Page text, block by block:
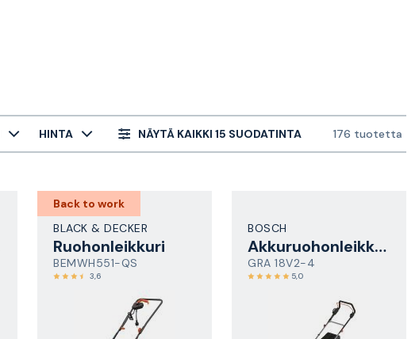
HINTA NÄYTÄ KAIKKI 15 SUODATINTA 176 tuotetta
Back to work
BLACK & DECKER
Ruohonleikkuri
BEMWH551-QS
3,6
BOSCH
Akkuruohonleikkuri
GRA 18V2-4
5,0